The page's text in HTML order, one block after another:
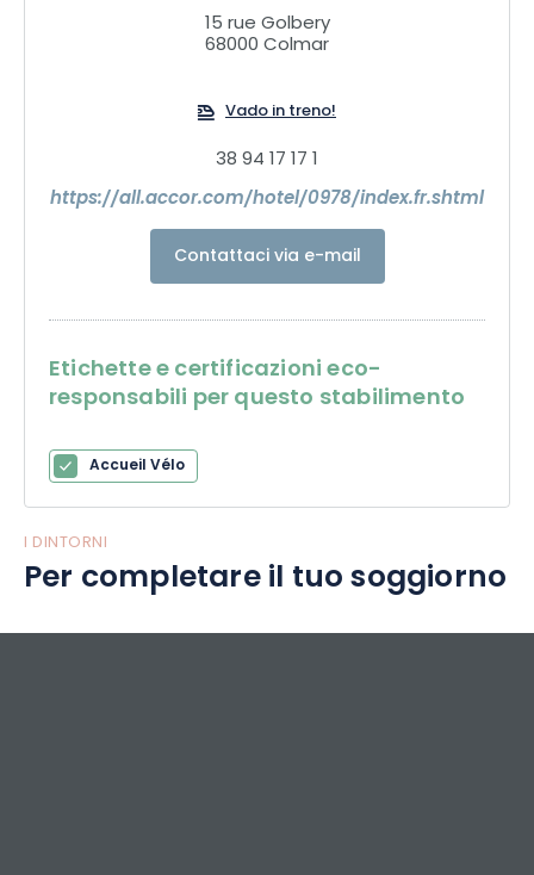
completamente attrezzata.
15 rue Golbery
68000 Colmar
Vado in treno!
38 94 17 17 1
https://all.accor.com/hotel/0978/index.fr.shtml
Contattaci via e-mail
Etichette e certificazioni eco-
responsabili per questo stabilimento
Accueil Vélo
I DINTORNI
Per completare il tuo soggiorno